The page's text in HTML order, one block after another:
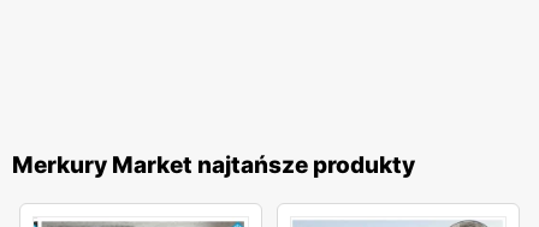
Merkury Market najtańsze produkty